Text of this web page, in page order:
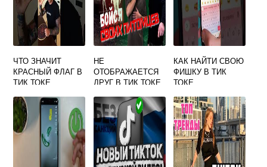
ЧТО ЗНАЧИТ
КРАСНЫЙ ФЛАГ В
ТИК ТОКЕ
НЕ
ОТОБРАЖАЕТСЯ
ДРУГ В ТИК ТОКЕ
КАК НАЙТИ СВОЮ
ФИШКУ В ТИК
ТОКЕ